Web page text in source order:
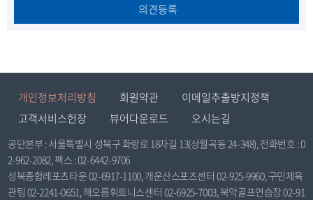
의견등록
개인정보처리방침 회원약관
이메일추출방지정책
고객서비스헌장
뷰어다운로드 오시는길
공단본부 : 서울특별시 성북구 화랑로 18자길 13(상월곡동 24-348), 전화번호 : 0
2-962-2082, 팩스 : 02-6442-9706
성북종합레포츠타운 02-6917-1100, 개운산스포츠센터 02-925-9960, 구민체육
관팀 02-2241-0651, 해오름휘트니스센터 02-6925-7003, 북악골프연습장 02-91